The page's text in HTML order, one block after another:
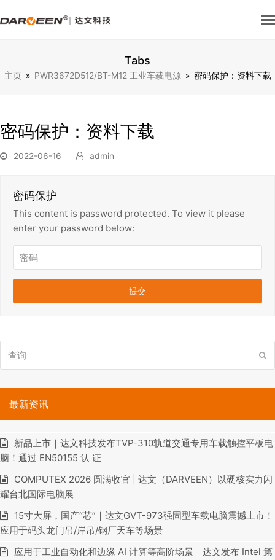
Tabs
主页 » PWR3672D512/BT-M12 工业车载电源 » 密码保护：资料下载
密码保护：资料下载
2022-06-16 admin
密码保护
This content is password protected. To view it please
enter your password below:
询
最新资讯
新品上市｜达文科技发布TVP-310轨道交通专用车载触控平板电
脑！通过 EN50155 认 证
COMPUTEX 2026 圆满收官 | 达文（DARVEEN）以硬核实力闪
耀台北国际电脑展
15寸大屏，国产“芯”｜达文GVT-973强固型车载电脑震撼上市！
应用于码头龙门吊/岸吊/钢厂天车等场景
应用于工业自动化和边缘 AI 计算等高阶场景｜达文发布 Intel 第